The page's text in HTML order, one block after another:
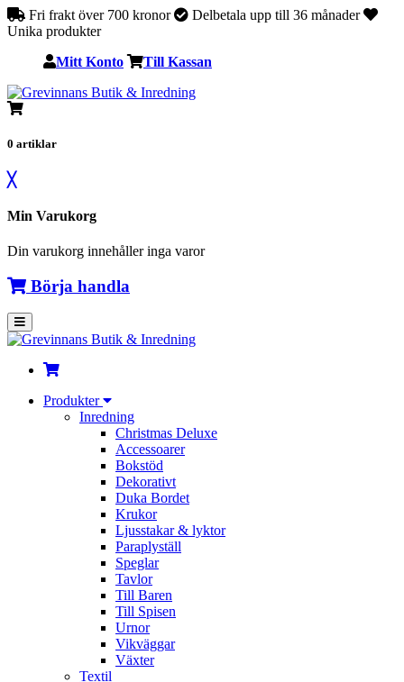
Fri frakt över 700 kronor
Delbetala upp till 36 månader
Unika produkter
Mitt Konto Till Kassan
0 artiklar
╳
Min Varukorg
Din varukorg innehåller inga varor
Börja handla
Produkter
Inredning
Christmas Deluxe
Accessoarer
Bokstöd
Dekorativt
Duka Bordet
Krukor
Ljusstakar & lyktor
Paraplyställ
Speglar
Tavlor
Till Baren
Till Spisen
Urnor
Vikväggar
Växter
Textil